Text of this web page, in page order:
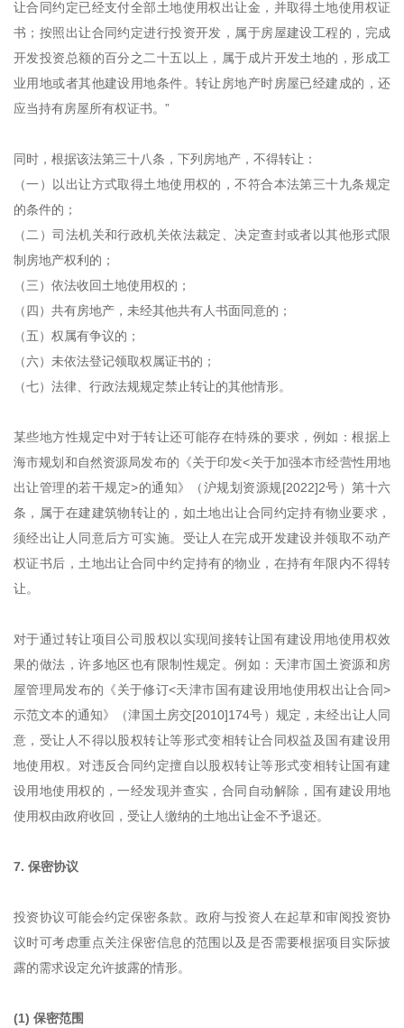
让合同约定已经支付全部土地使用权出让金，并取得土地使用权证
书；按照出让合同约定进行投资开发，属于房屋建设工程的，完成
开发投资总额的百分之二十五以上，属于成片开发土地的，形成工
业用地或者其他建设用地条件。转让房地产时房屋已经建成的，还
应当持有房屋所有权证书。”
同时，根据该法第三十八条，下列房地产，不得转让：
（一）以出让方式取得土地使用权的，不符合本法第三十九条规定
的条件的；
（二）司法机关和行政机关依法裁定、决定查封或者以其他形式限
制房地产权利的；
（三）依法收回土地使用权的；
（四）共有房地产，未经其他共有人书面同意的；
（五）权属有争议的；
（六）未依法登记领取权属证书的；
（七）法律、行政法规规定禁止转让的其他情形。
某些地方性规定中对于转让还可能存在特殊的要求，例如：根据上
海市规划和自然资源局发布的《关于印发<关于加强本市经营性用地
出让管理的若干规定>的通知》（沪规划资源规[2022]2号）第十六
条，属于在建建筑物转让的，如土地出让合同约定持有物业要求，
须经出让人同意后方可实施。受让人在完成开发建设并领取不动产
权证书后，土地出让合同中约定持有的物业，在持有年限内不得转
让。
对于通过转让项目公司股权以实现间接转让国有建设用地使用权效
果的做法，许多地区也有限制性规定。例如：天津市国土资源和房
屋管理局发布的《关于修订<天津市国有建设用地使用权出让合同>
示范文本的通知》（津国土房交[2010]174号）规定，未经出让人同
意，受让人不得以股权转让等形式变相转让合同权益及国有建设用
地使用权。对违反合同约定擅自以股权转让等形式变相转让国有建
设用地使用权的，一经发现并查实，合同自动解除，国有建设用地
使用权由政府收回，受让人缴纳的土地出让金不予退还。
7. 保密协议
投资协议可能会约定保密条款。政府与投资人在起草和审阅投资协
议时可考虑重点关注保密信息的范围以及是否需要根据项目实际披
露的需求设定允许披露的情形。
(1) 保密范围